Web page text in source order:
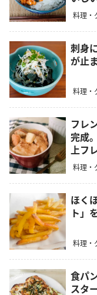
料理・
刺身
が止
料理・
フレ
完成
上フ
料理・
ほく
ト」
料理・
食パ
スタ